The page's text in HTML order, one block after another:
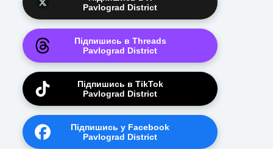
Pavlograd District
Підпишись в Threads
Pavlograd District
Підпишись в TikTok
Pavlograd District
Підпишись у Facebook
Pavlograd District